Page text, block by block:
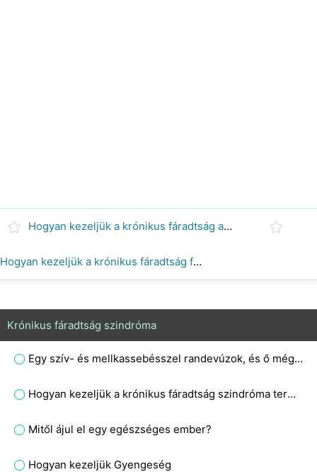
Hogyan kezeljük a krónikus fáradtság antidepresszánsokkal
Hogyan kezeljük a krónikus fáradtság fájdalomcsillapítók
Krónikus fáradtság szindróma
Egy szív- és mellkassebésszel randevúzok, és ő még mindig nagyon elfoglalt volt, de igyekszik minden nap felhívni, ahogy ritkán látja. Ez rossz jel?
Hogyan kezeljük a krónikus fáradtság szindróma természetes jogorvoslati
Mitől ájul el egy egészséges ember?
Hogyan kezeljük Gyengeség